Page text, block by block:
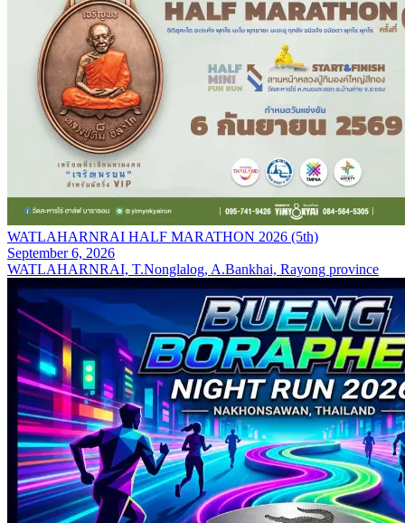
WATLAHARNRAI HALF MARATHON 2026 (5th)
September 6, 2026
WATLAHARNRAI, T.Nonglalog, A.Bankhai, Rayong province